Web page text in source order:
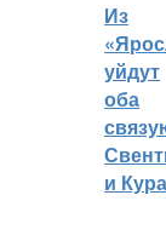
Из
уйдут
оба
и